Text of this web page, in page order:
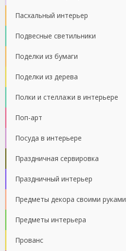
Пасхальный интерьер
Подвесные светильники
Поделки из бумаги
Поделки из дерева
Полки и стеллажи в интерьере
Поп-арт
Посуда в интерьере
Праздничная сервировка
Праздничный интерьер
Предметы декора своими руками
Предметы интерьера
Прованс